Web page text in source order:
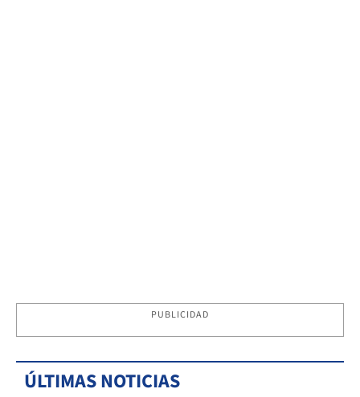
PUBLICIDAD
ÚLTIMAS NOTICIAS